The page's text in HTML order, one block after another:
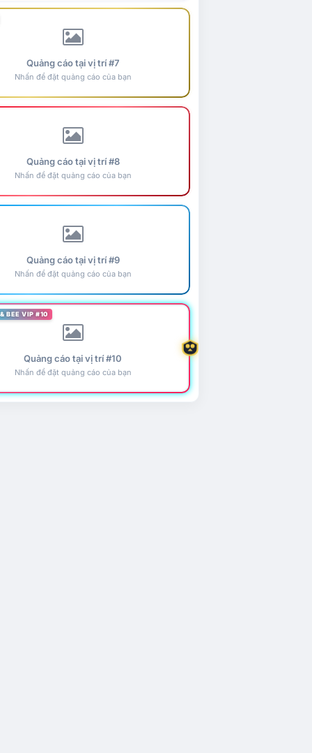
Quảng cáo tại vị trí #7
Nhấn để đặt quảng cáo của bạn
Quảng cáo tại vị trí #8
Nhấn để đặt quảng cáo của bạn
Quảng cáo tại vị trí #9
Nhấn để đặt quảng cáo của bạn
BEE VIP #10
Quảng cáo tại vị trí #10
Nhấn để đặt quảng cáo của bạn